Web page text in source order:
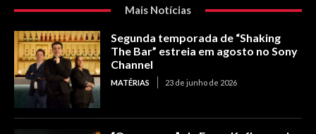
Mais Notícias
Segunda temporada de “Shaking
The Bar” estreia em agosto no Sony
Channel
MATÉRIAS 23 de junho de 2026